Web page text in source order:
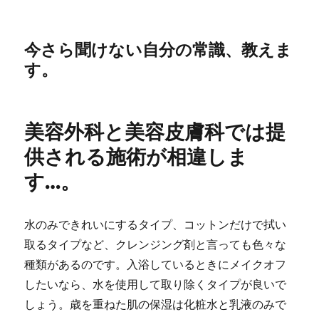
今さら聞けない自分の常識、教えま
す。
美容外科と美容皮膚科では提
供される施術が相違しま
す…。
水のみできれいにするタイプ、コットンだけで拭い
取るタイプなど、クレンジング剤と言っても色々な
種類があるのです。入浴しているときにメイクオフ
したいなら、水を使用して取り除くタイプが良いで
しょう。歳を重ねた肌の保湿は化粧水と乳液のみで